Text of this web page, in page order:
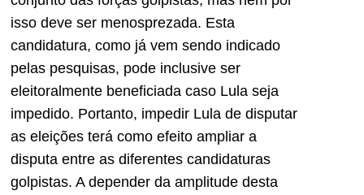
isso deve ser menosprezada. Esta
candidatura, como já vem sendo indicado
pelas pesquisas, pode inclusive ser
eleitoralmente beneficiada caso Lula seja
impedido. Portanto, impedir Lula de disputar
as eleições terá como efeito ampliar a
disputa entre as diferentes candidaturas
golpistas. A depender da amplitude desta